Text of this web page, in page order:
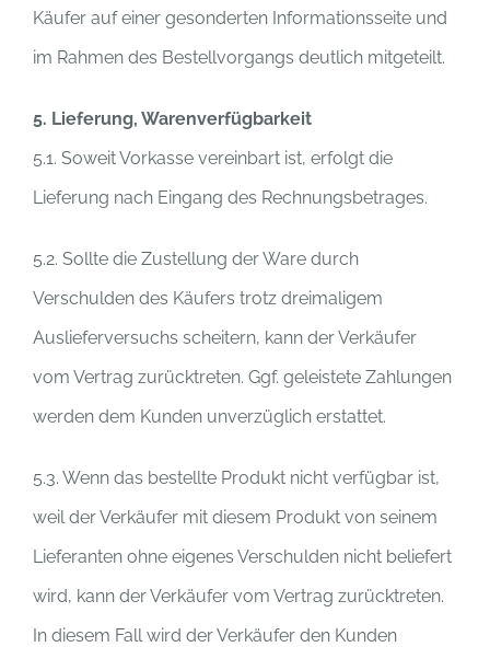
Käufer auf einer gesonderten Informationsseite und
im Rahmen des Bestellvorgangs deutlich mitgeteilt.
5. Lieferung, Warenverfügbarkeit
5.1. Soweit Vorkasse vereinbart ist, erfolgt die
Lieferung nach Eingang des Rechnungsbetrages.
5.2. Sollte die Zustellung der Ware durch
Verschulden des Käufers trotz dreimaligem
Auslieferversuchs scheitern, kann der Verkäufer
vom Vertrag zurücktreten. Ggf. geleistete Zahlungen
werden dem Kunden unverzüglich erstattet.
5.3. Wenn das bestellte Produkt nicht verfügbar ist,
weil der Verkäufer mit diesem Produkt von seinem
Lieferanten ohne eigenes Verschulden nicht beliefert
wird, kann der Verkäufer vom Vertrag zurücktreten.
In diesem Fall wird der Verkäufer den Kunden